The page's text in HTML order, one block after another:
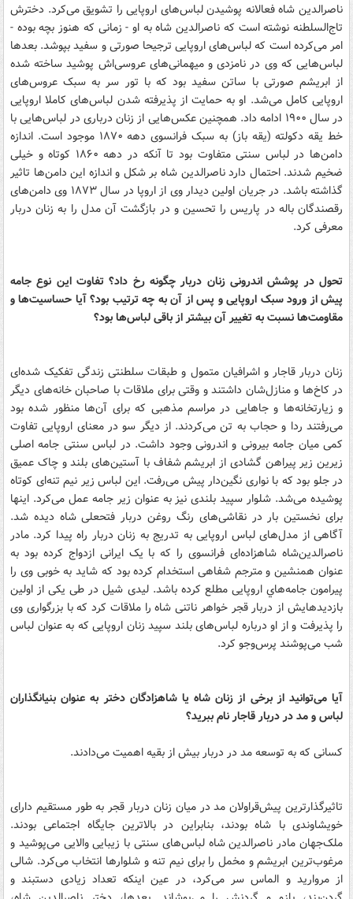
ناصرالدین شاه فعالانه پوشیدن لباس‌های اروپایی را تشویق می‌کرد. دخترش
تاج‌السلطنه نوشته است که ناصرالدین شاه به او - زمانی که هنوز بچه بوده -
امر می‌کرده است که لباس‌های اروپایی ترجیحا صورتی و سفید بپوشد. بعد‌ها
لباس‌هایی که وی در نامزدی و ميهمانی‌های عروسی‌اش پوشید ساخته شده
از ابریشم صورتی با ساتن سفید بود که با تور سر به سبک عروس‌های
اروپایی کامل می‌شد. او به حمایت از پذیرفته شدن لباس‌های کاملا اروپایی
در سال ۱۹۰۰ ادامه داد. همچنین عکس‌هایی از زنان درباری در لباس‌هایی با
خط یقه دکولته (یقه باز) به سبک فرانسوی دهه ۱۸۷۰ موجود است. اندازه
دامن‌ها در لباس سنتی متفاوت بود تا آنکه در دهه ۱۸۶۰ کوتاه و خیلی
ضخیم شدند. احتمال دارد ناصرالدین شاه بر شکل و اندازه این دامن‌ها تاثیر
گذاشته باشد. در جریان اولین دیدار وی از اروپا در سال ۱۸۷۳ وی دامن‌های
رقصندگان باله در پاریس را تحسین و در بازگشت آن مدل را به زنان دربار
معرفی کرد.
تحول در پوشش اندرونی زنان دربار چگونه رخ داد؟ تفاوت این نوع جامه
پیش از ورود سبک اروپایی و پس از آن به چه ترتیب بود؟ آیا حساسیت‌ها و
مقاومت‌ها نسبت به تغییر آن بیشتر از باقی لباس‌ها بود؟
زنان دربار قاجار و اشرافیان متمول و طبقات سلطنتی زندگی تفکیک شده‌ای
در کاخ‌ها و منازل‌شان داشتند و وقتی برای ملاقات با صاحبان خانه‌های دیگر
و زیارتخانه‌ها و جاهایی در مراسم مذهبی که برای آن‌ها منظور شده بود
می‌رفتند ردا و حجاب به تن می‌کردند. از دیگر سو در معنای اروپایی تفاوت
کمی میان جامه بیرونی و اندرونی وجود داشت. در لباس سنتی جامه اصلی
زیرین زیر پیراهن گشادی از ابریشم شفاف با آستین‌های بلند و چاک عمیق
در جلو بود که با نواری نگین‌دار پیش می‌رفت. این لباس زیر نیم‌ تنه‌ای کوتاه
پوشیده می‌شد. شلوار سپید بلندی نیز به عنوان زیر جامه عمل می‌کرد. اینها
برای نخستین بار در نقاشی‌های رنگ روغن دربار فتحعلی شاه دیده شد.
آگاهی از مدل‌های لباس اروپایی به تدریج به زنان دربار راه پیدا کرد. مادر
ناصرالدین‌شاه شاهزاده‌ای فرانسوی را که با یک ایرانی ازدواج کرده بود به
عنوان همنشین و مترجم شفاهی استخدام کرده بود که شاید به خوبی وی را
پیرامون جامه‌هاي اروپایی مطلع کرده باشد. لیدی شیل در طی یکی از اولین
بازدید‌هایش از دربار قجر خواهر ناتنی شاه را ملاقات کرد که با بزرگواری وی
را پذیرفت و از او درباره لباس‌های بلند سپید زنان اروپایی که به عنوان لباس
شب می‌پوشند پرس‌و‌جو کرد.
آیا می‌توانید از برخی از زنان شاه یا شاهزادگان دختر به عنوان بنیانگذاران
لباس و مد در دربار قاجار نام ببرید؟
کسانی که به توسعه مد در دربار بیش از بقیه اهمیت می‌دادند.
تاثیرگذار‌ترین پیش‌قراولان مد در میان زنان دربار قجر به طور مستقیم دارای
خویشاوندی با شاه بودند، بنابراین در بالا‌ترین جایگاه اجتماعی بودند.
ملک‌جهان مادر ناصرالدین شاه لباس‌های سنتی با زیبایی والایی می‌پوشید و
مرغوب‌ترین ابریشم و مخمل را برای نیم تنه و شلوار‌ها انتخاب می‌کرد. شالی
از مروارید و الماس سر می‌کرد، در عین اینکه تعداد زیادی دستبند و